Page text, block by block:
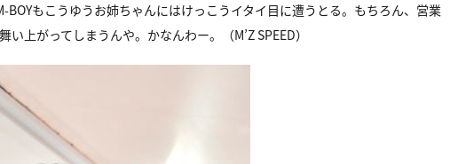
もこうゆうお姉ちゃんにはけっこうイタイ目に遭うとる。もちろん、営業
上がってしまうんや。かなんわー。（M’Z SPEED）